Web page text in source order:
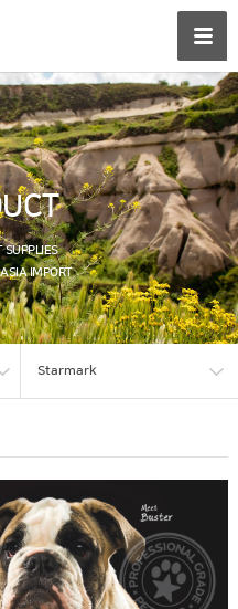
SUPPLIES
IMPORT
Starmark